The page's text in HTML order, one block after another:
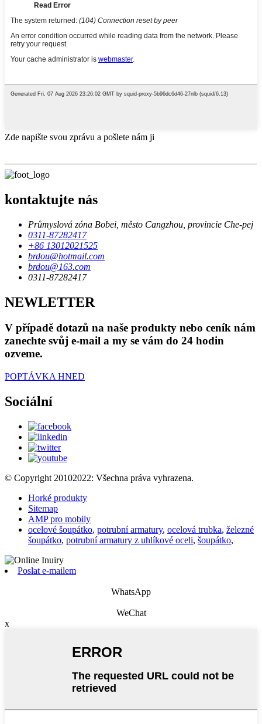
Zde napište svou zprávu a pošlete nám ji
kontaktujte nás
Průmyslová zóna Bobei, město Cangzhou, provincie Che-pej
0311-87282417
+86 13012021525
brdou@hotmail.com
brdou@163.com
0311-87282417
NEWLETTER
V případě dotazů na naše produkty nebo ceník nám
zanechte svůj e-mail a my se vám do 24 hodin
ozveme.
POPTÁVKA HNED
Sociální
© Copyright 20102022: Všechna práva vyhrazena.
Horké produkty
Sitemap
AMP pro mobily
ocelové šoupátko, potrubní armatury, ocelová trubka, železné
šoupátko, potrubní armatury z uhlíkové oceli, šoupátko,
Poslat e-mailem
WhatsApp
WeChat
x